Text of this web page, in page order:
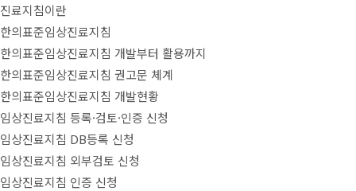
진료지침이란
한의표준임상진료지침
한의표준임상진료지침 개발부터 활용까지
한의표준임상진료지침 권고문 체계
한의표준임상진료지침 개발현황
임상진료지침 등록·검토·인증 신청
임상진료지침 DB등록 신청
임상진료지침 외부검토 신청
임상진료지침 인증 신청